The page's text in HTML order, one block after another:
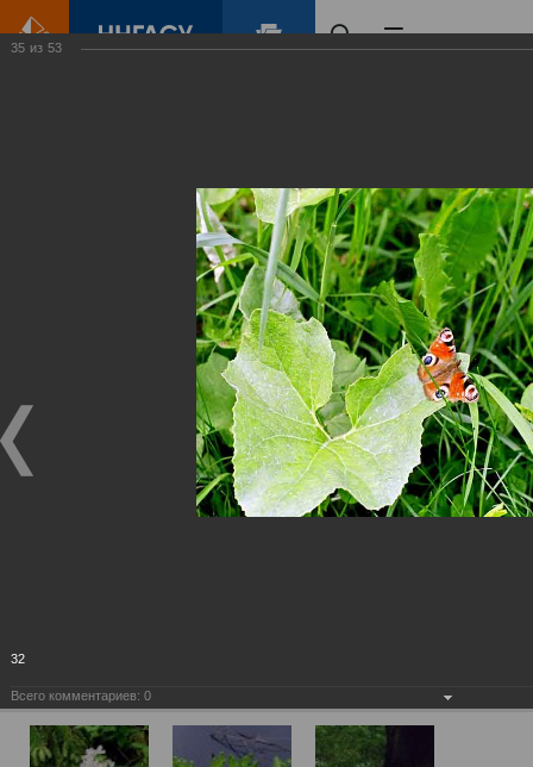
Виртуальные
выставки
(фотоальбомы)
35 из 53
32
Всего комментариев: 0